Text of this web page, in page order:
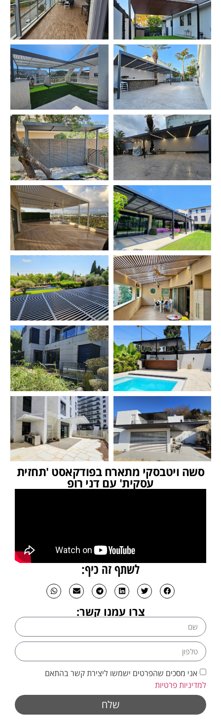
סשה ויטבסקי מתארח בפודקאסט 'תחזית
עסקית' עם דני רופ
לשתף זה כיף:
צרו עמנו קשר:
אני מסכים שהפרטים ישמשו ליצירת קשר בהתאם
למדיניות פרטיות
שלח